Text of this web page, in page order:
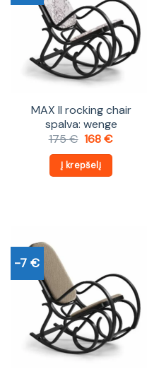
MAX II rocking chair
spalva: wenge
175€ Original
was:
175 €.
168€Current
Į krepšelį
-7 €